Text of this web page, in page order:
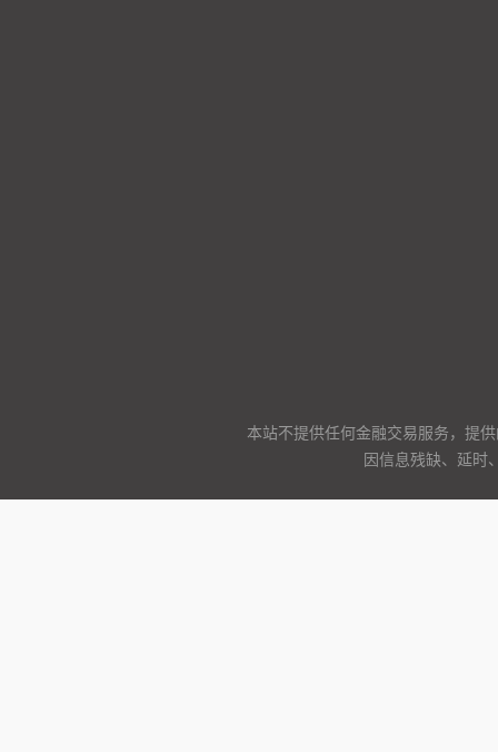
本站不提供任何金融交易服务，提
因信息残缺、延时